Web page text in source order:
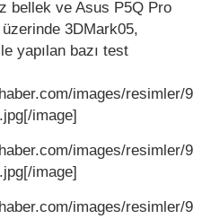
bellek ve Asus P5Q Pro
üzerinde 3DMark05,
yapılan bazı test
images/resimler/9
image]
images/resimler/9
image]
images/resimler/9